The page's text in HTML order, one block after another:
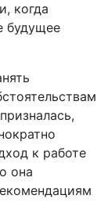
когда
будущее
к работе
она